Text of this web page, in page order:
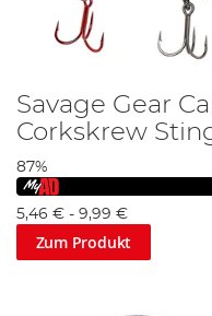
Savage Gear
Corkskrew
87%
5,46 € - 9,99 €
Zum Produkt